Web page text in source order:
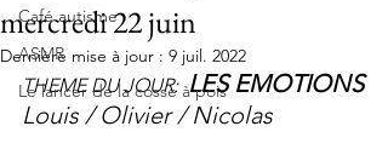
Café autisme
ASMR
Le lancer de la cosse à pois
mercredi 22 juin
Dernière mise à jour : 9 juil. 2022
THEME DU JOUR: LES EMOTIONS
Louis / Olivier / Nicolas